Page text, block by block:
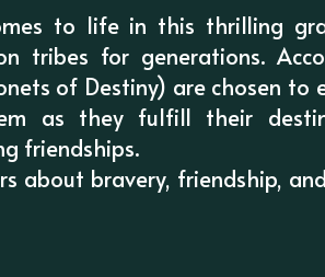
to life in this thrilling
tribes for generations.
of Destiny) are chosen to
as they fulfill their
friendships.
about bravery, friendship,